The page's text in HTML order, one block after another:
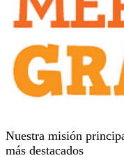
Nuestra misión
más destacados